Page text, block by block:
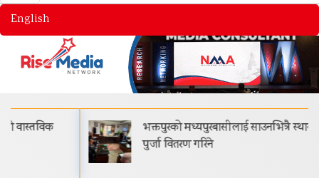
English
भक्तपुरको मध्यपुरबासीलाई साउनभित्रै स्थायी जग्गाधनी
पुर्जा वितरण गरिने